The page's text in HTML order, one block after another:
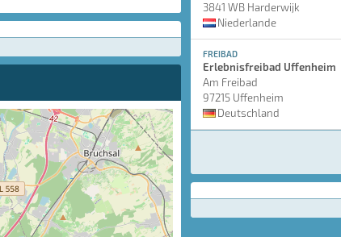
3841 WB Harderwijk
Niederlande
FREIBAD
Erlebnisfreibad Uffenheim
Am Freibad
97215 Uffenheim
Deutschland